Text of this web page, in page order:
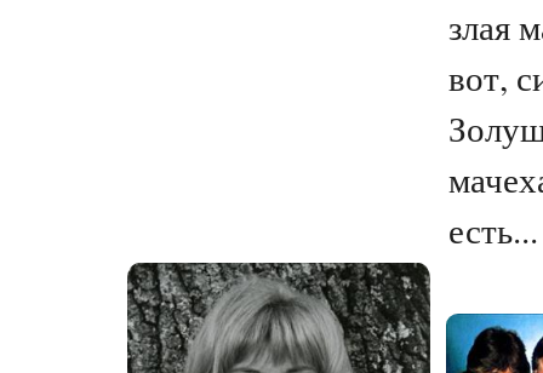
злая
вот,
есть...